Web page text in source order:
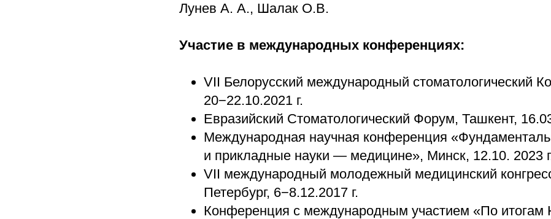
Лунев А. А., Шалак О.В.
Участие в международных конференциях:
VII Белорусский международный стоматологический
20−22.10.2021 г.
Евразийский Стоматологический Форум, Ташкент,
Международная научная конференция
и прикладные науки — медицине», Минск, 12.10. 2023
VII международный молодежный медицинский
Петербург, 6−8.12.2017 г.
Конференция с международным участием «По итогам